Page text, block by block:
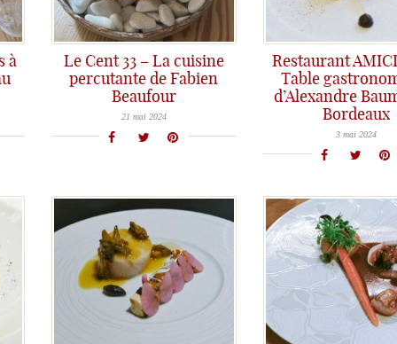
à
Le Cent 33 – La cuisine
percutante de Fabien
Beaufour
Nouveau craquage au restaurant Le Cent 33, l’adresse toujours convaincante et réjouissante de Fabien Beaufour, un coup de cœur à Bordeaux
21 mai 2024
Restaurant
Table
d’Alexandre
Bordeaux
L’ouverture du restaurant Amicis d’Alexandre Baumard était très attendue… voilà une belle pépite sur la scène gastronomique bordelaise, à ne pas manquer!
3 mai 2024